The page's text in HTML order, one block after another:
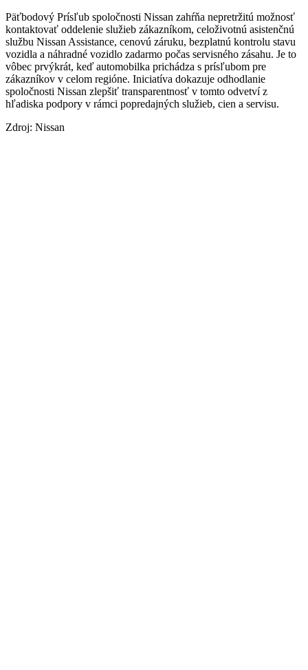
Päťbodový Prísľub spoločnosti Nissan zahŕňa nepretržitú možnosť
kontaktovať oddelenie služieb zákazníkom, celoživotnú asistenčnú
službu Nissan Assistance, cenovú záruku, bezplatnú kontrolu stavu
vozidla a náhradné vozidlo zadarmo počas servisného zásahu. Je to
vôbec prvýkrát, keď automobilka prichádza s prísľubom pre
zákazníkov v celom regióne. Iniciatíva dokazuje odhodlanie
spoločnosti Nissan zlepšiť transparentnosť v tomto odvetví z
hľadiska podpory v rámci popredajných služieb, cien a servisu.
Zdroj: Nissan